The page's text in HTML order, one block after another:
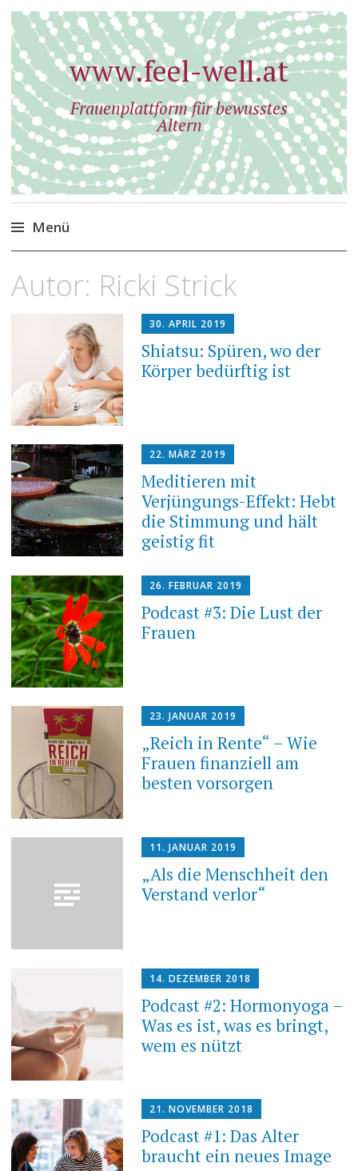
www.feel-well.at
Frauenplattform für bewusstes
Altern
Menü
Inhalt
Autor: Ricki Strick
30. APRIL 2019
Shiatsu: Spüren, wo der
Körper bedürftig ist
22. MÄRZ 2019
Meditieren mit
Verjüngungs-Effekt: Hebt
die Stimmung und hält
geistig fit
26. FEBRUAR 2019
Podcast #3: Die Lust der
Frauen
23. JANUAR 2019
„Reich in Rente“ – Wie
Frauen finanziell am
besten vorsorgen
11. JANUAR 2019
„Als die Menschheit den
Verstand verlor“
14. DEZEMBER 2018
Podcast #2: Hormonyoga –
Was es ist, was es bringt,
wem es nützt
21. NOVEMBER 2018
Podcast #1: Das Alter
braucht ein neues Image